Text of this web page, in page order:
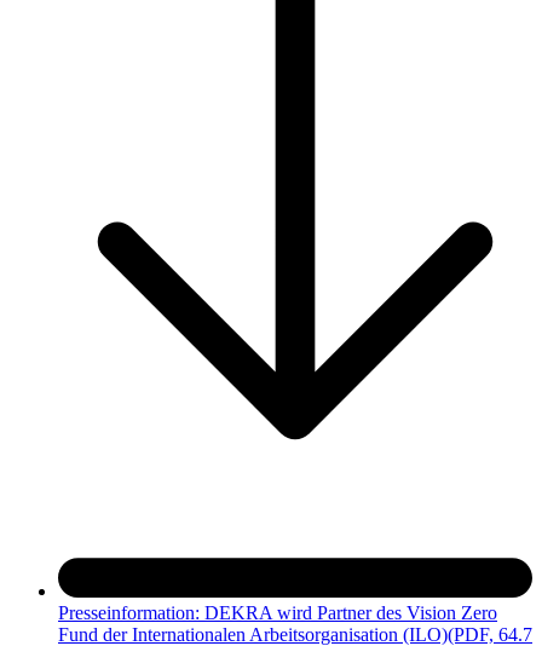
Presseinformation: DEKRA wird Partner des Vision Zero
Fund der Internationalen Arbeitsorganisation (ILO)(PDF, 64.7